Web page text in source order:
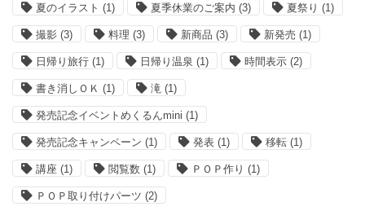
夏のイラスト (1) 夏季休業のご案内 (3) 夏祭り (1)
撮影 (3) 料理 (3) 新商品 (3) 新発売 (1)
日帰り旅行 (1) 日帰り温泉 (1) 時間表示 (2)
書き消しＯＫ (1) 滝 (1)
発売記念イベントめくるんmini (1)
発売記念キャンペーン (1) 発表 (1) 移転 (1)
講座 (1) 閲覧数 (1) ＰＯＰ作り (1)
ＰＯＰ取り付けパーツ (2)